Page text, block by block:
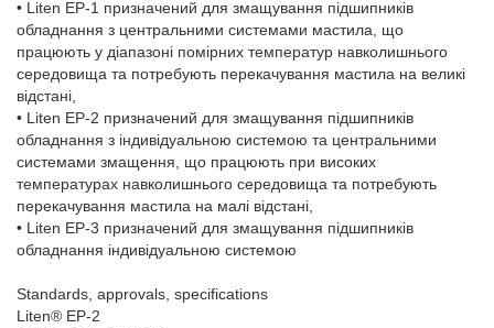
• Liten EP-1 призначений для змащування підшипників
обладнання з центральними системами мастила, що
працюють у діапазоні помірних температур навколишнього
середовища та потребують перекачування мастила на великі
відстані,
• Liten EP-2 призначений для змащування підшипників
обладнання з індивідуальною системою та центральними
системами змащення, що працюють при високих
температурах навколишнього середовища та потребують
перекачування мастила на малі відстані,
• Liten EP-3 призначений для змащування підшипників
обладнання індивідуальною системою
Standards, approvals, specifications
Liten® EP-2